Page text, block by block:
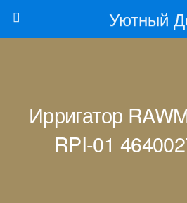
Уютный
Ирригатор
RPI-01